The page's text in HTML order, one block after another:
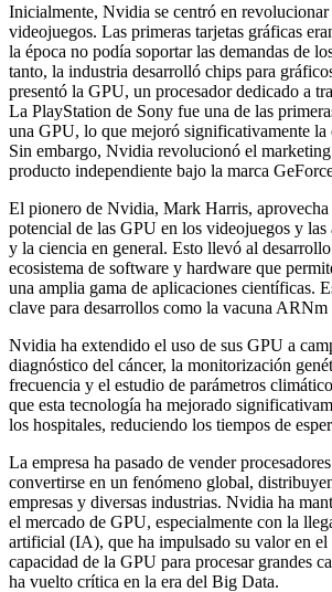
Inicialmente, Nvidia se centró en
videojuegos. Las primeras tarjetas gráficas
la época no podía soportar las demandas de
tanto, la industria desarrolló chips para
presentó la GPU, un procesador dedicado a
La PlayStation de Sony fue una de las
una GPU, lo que mejoró significativamente la
Sin embargo, Nvidia revolucionó el
producto independiente bajo la marca
El pionero de Nvidia, Mark Harris,
potencial de las GPU en los videojuegos y
y la ciencia en general. Esto llevó al
ecosistema de software y hardware que
una amplia gama de aplicaciones científicas.
clave para desarrollos como la vacuna
Nvidia ha extendido el uso de sus GPU a
diagnóstico del cáncer, la monitorización
frecuencia y el estudio de parámetros
que esta tecnología ha mejorado
los hospitales, reduciendo los tiempos de
La empresa ha pasado de vender
convertirse en un fenómeno global,
empresas y diversas industrias. Nvidia ha
el mercado de GPU, especialmente con la
artificial (IA), que ha impulsado su valor en el
capacidad de la GPU para procesar grandes
ha vuelto crítica en la era del Big Data.